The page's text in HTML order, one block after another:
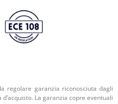
regolare garanzia riconosciuta dagli
La garanzia copre eventuali